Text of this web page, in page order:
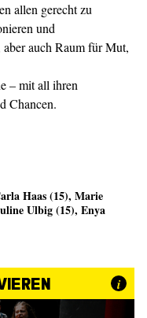
allen gerecht zu
und
auch Raum für Mut,
– mit all ihren
Chancen.
Haas (15), Marie
Ulbig (15), Enya
i